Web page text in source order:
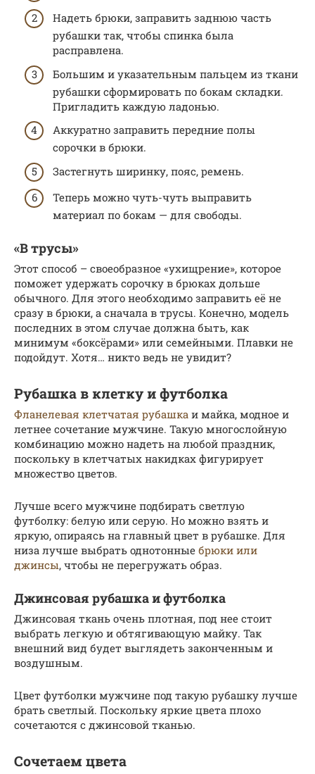
Надеть брюки, заправить заднюю часть
рубашки так, чтобы спинка была
расправлена.
Большим и указательным пальцем из ткани
рубашки сформировать по бокам складки.
Пригладить каждую ладонью.
Аккуратно заправить передние полы
сорочки в брюки.
Застегнуть ширинку, пояс, ремень.
Теперь можно чуть-чуть выправить
материал по бокам — для свободы.
«В трусы»
Этот способ – своеобразное «ухищрение», которое
поможет удержать сорочку в брюках дольше
обычного. Для этого необходимо заправить её не
сразу в брюки, а сначала в трусы. Конечно, модель
последних в этом случае должна быть, как
минимум «боксёрами» или семейными. Плавки не
подойдут. Хотя… никто ведь не увидит?
Рубашка в клетку и футболка
Фланелевая клетчатая рубашка и майка, модное и
летнее сочетание мужчине. Такую многослойную
комбинацию можно надеть на любой праздник,
поскольку в клетчатых накидках фигурирует
множество цветов.
Лучше всего мужчине подбирать светлую
футболку: белую или серую. Но можно взять и
яркую, опираясь на главный цвет в рубашке. Для
низа лучше выбрать однотонные брюки или
джинсы, чтобы не перегружать образ.
Джинсовая рубашка и футболка
Джинсовая ткань очень плотная, под нее стоит
выбрать легкую и обтягивающую майку. Так
внешний вид будет выглядеть законченным и
воздушным.
Цвет футболки мужчине под такую рубашку лучше
брать светлый. Поскольку яркие цвета плохо
сочетаются с джинсовой тканью.
Сочетаем цвета